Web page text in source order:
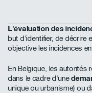
L'évaluation des
but d'identifier, de décrire
objective les incidences
En Belgique, les autorités
dans le cadre d'une
unique ou urbanisme) ou